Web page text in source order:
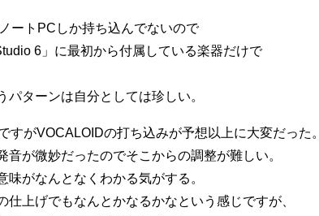
ートPCしか持ち込んでないので
6」に最初から付属している楽器だけで
ターンは自分としては珍しい。
すがVOCALOIDの打ち込みが予想以上に大変だった。
が微妙だったのでそこからの調整が難しい。
がなんとなくわかる気がする。
上げでもなんとかなるかなという感じですが、